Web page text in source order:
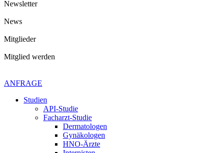
Newsletter
News
Mitglieder
Mitglied werden
ANFRAGE
Studien
API-Studie
Facharzt-Studie
Dermatologen
Gynäkologen
HNO-Ärzte